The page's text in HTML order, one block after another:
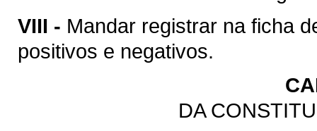
VIII - Mandar registrar na ficha
positivos e negativos.
DA